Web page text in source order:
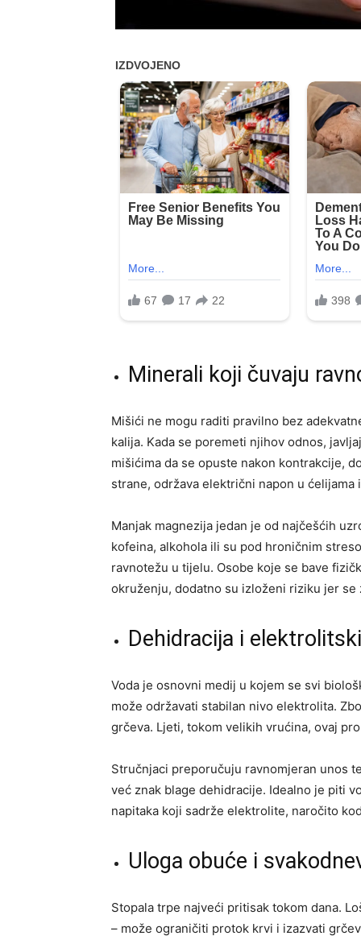
Minerali koji čuvaju
Mišići ne mogu raditi pravilno bez
kalija. Kada se poremeti njihov odnos,
mišićima da se opuste nakon kontrakcije,
strane, održava električni napon u
Manjak magnezija jedan je od najčešćih
kofeina, alkohola ili su pod hroničnim
ravnotežu u tijelu. Osobe koje se bave
okruženju, dodatno su izloženi riziku jer
Dehidracija i
Voda je osnovni medij u kojem se svi
može održavati stabilan nivo elektrolita.
grčeva. Ljeti, tokom velikih vrućina, ovaj
Stručnjaci preporučuju ravnomjeran unos
već znak blage dehidracije. Idealno je piti
napitaka koji sadrže elektrolite, naročito
Uloga obuće i
Stopala trpe najveći pritisak tokom dana.
– može ograničiti protok krvi i izazvati